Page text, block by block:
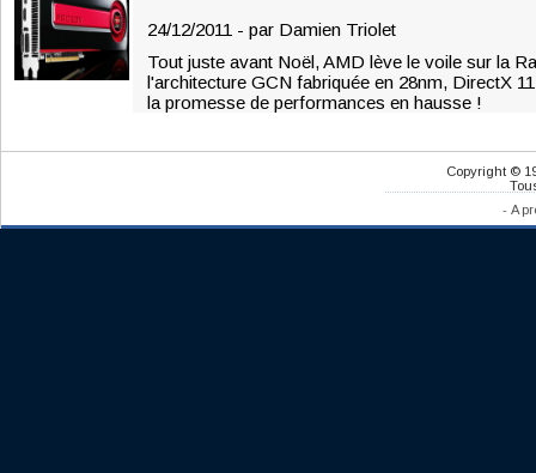
24/12/2011 - par Damien Triolet
Tout juste avant Noël, AMD lève le voile sur la
l'architecture GCN fabriquée en 28nm, DirectX
la promesse de performances en hausse !
Copyright ©
- A